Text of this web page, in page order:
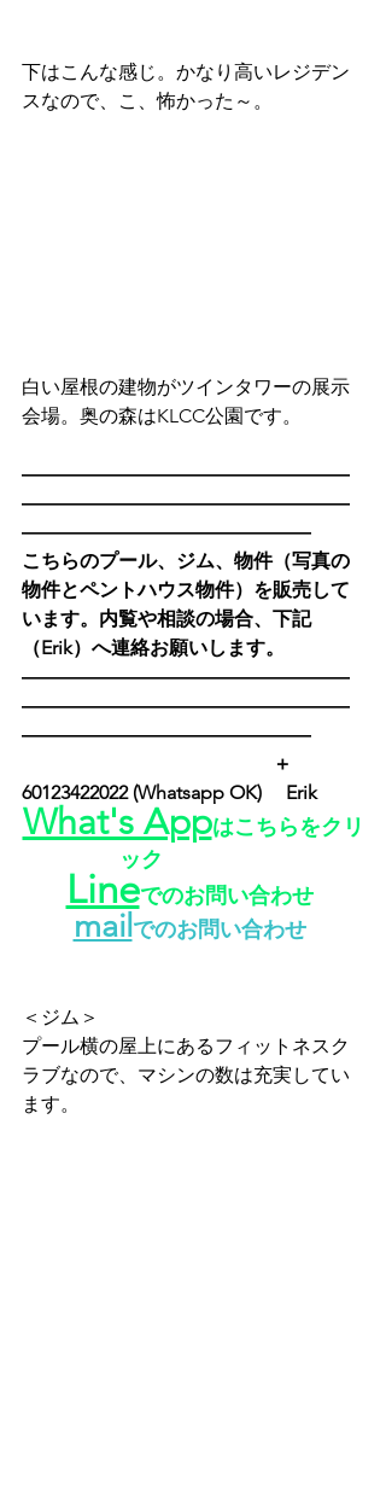
下はこんな感じ。かなり高いレジデン
スなので、こ、怖かった～。
白い屋根の建物がツインタワーの展示
会場。奥の森はKLCC公園です。
―――――――――――――――――
―――――――――――――――――
―――――――――――――――
こちらのプール、ジム、物件（写真の
物件とペントハウス物件）を販売して
います。内覧や相談の場合、下記
（Erik）へ連絡お願いします。
―――――――――――――――――
―――――――――――――――――
―――――――――――――――
＋
60123422022 (Whatsapp OK) 　Erik
What's Appはこちらをクリ
ック
Lineでのお問い合わせ
mailでのお問い合わせ
＜ジム＞
プール横の屋上にあるフィットネスク
ラブなので、マシンの数は充実してい
ます。